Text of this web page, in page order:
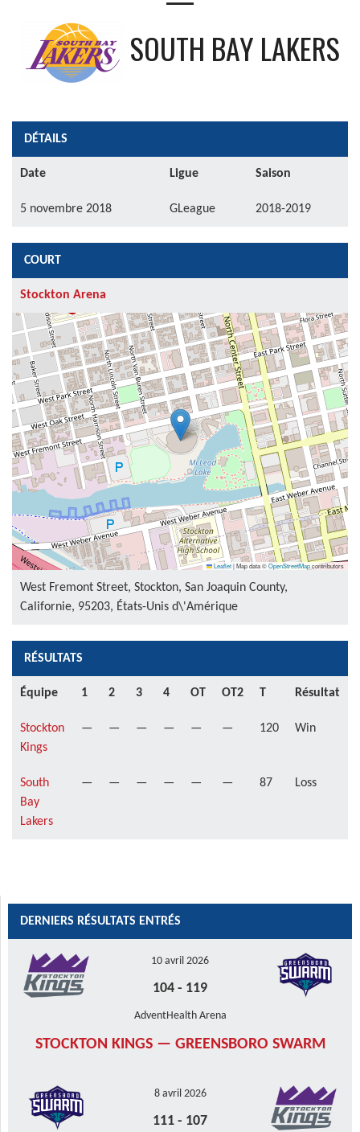
SOUTH BAY LAKERS
DÉTAILS
Date Ligue Saison
5 novembre 2018 GLeague 2018-2019
COURT
Stockton Arena
Leaflet|Map data ©OpenStreetMapcontributors
West Fremont Street, Stockton, San Joaquin County,
Californie, 95203, États-Unis d\'Amérique
RÉSULTATS
Équipe 1 2 3 4 OT OT2 T Résultat
Stockton
Kings
— — — — — — 120 Win
South
Bay
Lakers
— — — — — — 87 Loss
DERNIERS RÉSULTATS ENTRÉS
10 avril 2026
104 - 119
AdventHealth Arena
STOCKTON KINGS — GREENSBORO SWARM
8 avril 2026
111 - 107